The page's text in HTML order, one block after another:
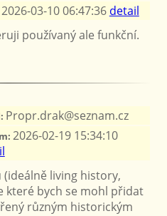
2026-03-10 06:47:36 detail
používaný ale funkční.
Propr.drak@seznam.cz
2026-02-19 15:34:10
living history,
které bych se mohl přidat
různým historickým